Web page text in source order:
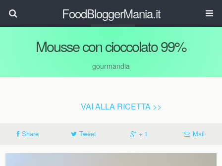
FoodBloggerMania.it
Mousse con cioccolato 99%
gourmandia
VAI ALLA RICETTA >>
Share Tweet + 1 Mail